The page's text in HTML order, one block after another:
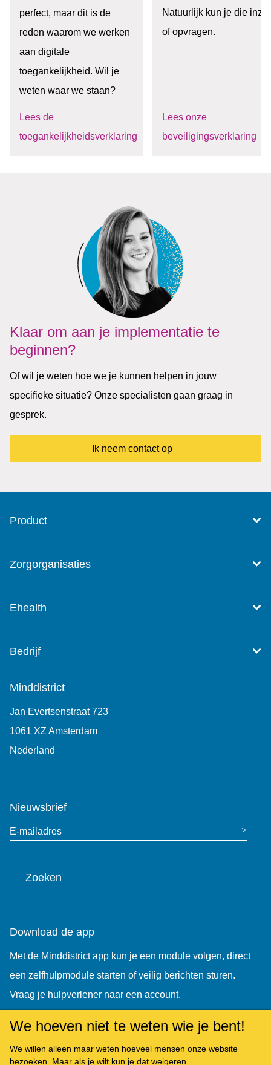
We hoeven niet te weten wie je bent!
We willen alleen maar weten hoeveel mensen onze website
bezoeken. Maar als je wilt kun je dat weigeren.
perfect, maar dit is de
reden waarom we werken
aan digitale
toegankelijkheid. Wil je
weten waar we staan?
Lees de
toegankelijkheidsverklaring
Natuurlijk kun je die
of opvragen.
Lees onze
beveiligingsverklaring
Klaar om aan je implementatie te
beginnen?
Of wil je weten hoe we je kunnen helpen in jouw
specifieke situatie? Onze specialisten gaan graag in
gesprek.
Ik neem contact op
Product
Zorgorganisaties
Ehealth
Bedrijf
Minddistrict
Jan Evertsenstraat 723
1061 XZ Amsterdam
Nederland
Nieuwsbrief
E-mailadres
Zoeken
Download de app
Met de Minddistrict app kun je een module volgen, direct
een zelfhulpmodule starten of veilig berichten sturen.
Vraag je hulpverlener naar een account.